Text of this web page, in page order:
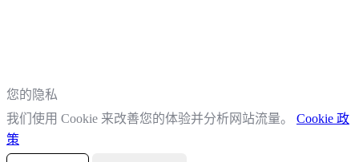
您的隐私
我们使用 Cookie 来改善您的体验并分析网站流量。 Cookie 政
策